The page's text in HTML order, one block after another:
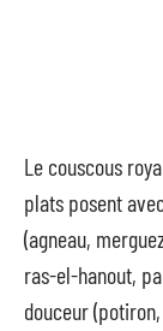
Le couscous
plats posent
(agneau,
ras-el-hanout,
douceur